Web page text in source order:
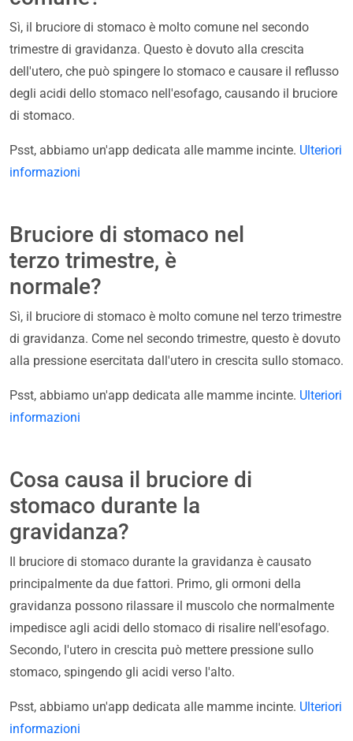
Sì, il bruciore di stomaco è molto comune nel secondo
trimestre di gravidanza. Questo è dovuto alla crescita
dell'utero, che può spingere lo stomaco e causare il reflusso
degli acidi dello stomaco nell'esofago, causando il bruciore
di stomaco.
Psst, abbiamo un'app dedicata alle mamme incinte. Ulteriori
informazioni
Bruciore di stomaco nel
terzo trimestre, è
normale?
Sì, il bruciore di stomaco è molto comune nel terzo trimestre
di gravidanza. Come nel secondo trimestre, questo è dovuto
alla pressione esercitata dall'utero in crescita sullo stomaco.
Psst, abbiamo un'app dedicata alle mamme incinte. Ulteriori
informazioni
Cosa causa il bruciore di
stomaco durante la
gravidanza?
Il bruciore di stomaco durante la gravidanza è causato
principalmente da due fattori. Primo, gli ormoni della
gravidanza possono rilassare il muscolo che normalmente
impedisce agli acidi dello stomaco di risalire nell'esofago.
Secondo, l'utero in crescita può mettere pressione sullo
stomaco, spingendo gli acidi verso l'alto.
Psst, abbiamo un'app dedicata alle mamme incinte. Ulteriori
informazioni